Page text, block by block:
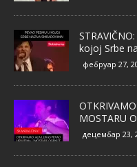
kojoj Srbe
фебруар 27,
MOSTARU
децембар 23,